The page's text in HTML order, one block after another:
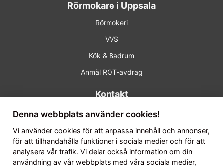
Rörmokare i Uppsala
Rörmokeri
VVS
Kök & Badrum
Anmäl ROT-avdrag
Kontakt
Telefon:018-50 20 36
Mail: info@tunaror.se
Adress:Hållnäsgatan 7 752 28 Uppsala
Öppettider: Vardagar 07.00-16.00
Denna webbplats använder cookies!
Vi använder cookies för att anpassa innehåll och annonser,
för att tillhandahålla funktioner i sociala medier och för att
analysera vår trafik. Vi delar också information om din
användning av vår webbplats med våra sociala medier,